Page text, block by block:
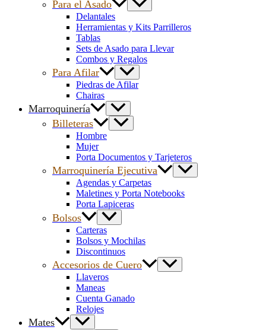
Para el Asado
Delantales
Herramientas y Kits Parrilleros
Tablas
Sets de Asado para Llevar
Combos y Regalos
Para Afilar
Piedras de Afilar
Chairas
Marroquinería
Billeteras
Hombre
Mujer
Porta Documentos y Tarjeteros
Marroquinería Ejecutiva
Agendas y Carpetas
Maletines y Porta Notebooks
Porta Lapiceras
Bolsos
Carteras
Bolsos y Mochilas
Discontinuos
Accesorios de Cuero
Llaveros
Maneas
Cuenta Ganado
Relojes
Mates